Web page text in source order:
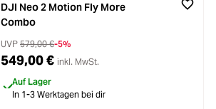
DJI Neo 2 Motion Fly More
Combo
UVP 579,00 €-5%
549,00 € inkl. MwSt.
Auf Lager
In 1-3 Werktagen bei dir